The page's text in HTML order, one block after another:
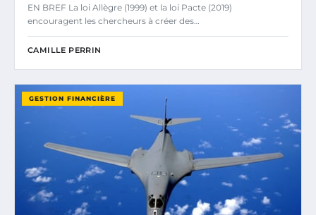
EN BREF La loi Allègre (1999) et la loi Pacte (2019)
encouragent les chercheurs à créer des…
CAMILLE PERRIN
GESTION FINANCIÈRE